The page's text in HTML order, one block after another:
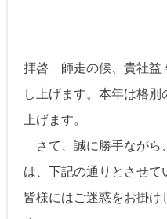
拝啓 師走の候、貴社益
し上げます。本年は格
上げます。
さて、誠に勝手ながら
は、下記の通りとさせて
皆様にはご迷惑をお掛け